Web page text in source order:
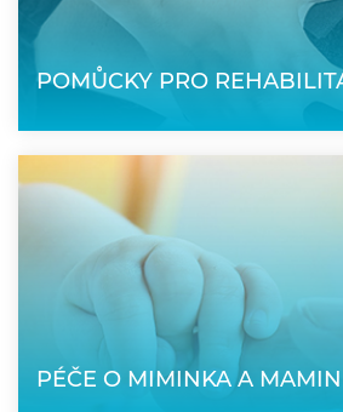
POMŮCKY PRO
PÉČE O MIMINKA A